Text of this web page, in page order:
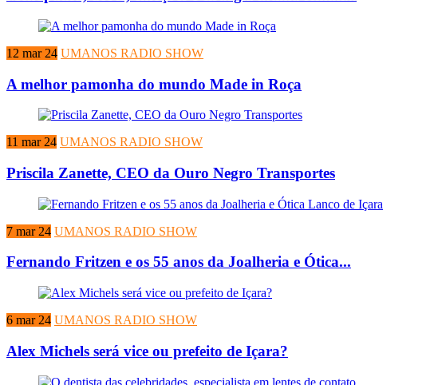
12 mar 24 UMANOS RADIO SHOW
A melhor pamonha do mundo Made in Roça
11 mar 24 UMANOS RADIO SHOW
Priscila Zanette, CEO da Ouro Negro Transportes
7 mar 24 UMANOS RADIO SHOW
Fernando Fritzen e os 55 anos da Joalheria e Ótica...
6 mar 24 UMANOS RADIO SHOW
Alex Michels será vice ou prefeito de Içara?